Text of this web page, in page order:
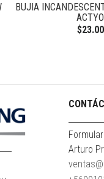
BUJIA
Arturo